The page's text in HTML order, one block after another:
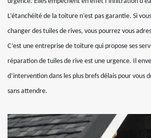
L’étanchéité de la toiture n’est pas garantie. Si
changer des tuiles de rives, vous pourrez vous
C’est une entreprise de toiture qui propose ses
réparation de tuiles de rive est une urgence. Il
d’intervention dans les plus brefs délais pour vous
sans attendre.